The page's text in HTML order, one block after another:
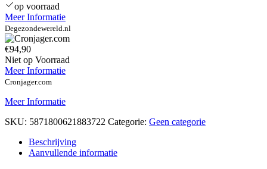
op voorraad
Meer Informatie
Degezondewereld.nl
€94,90
Niet op Voorraad
Meer Informatie
Cronjager.com
Meer Informatie
SKU: 5871800621883722 Categorie: Geen categorie
Beschrijving
Aanvullende informatie